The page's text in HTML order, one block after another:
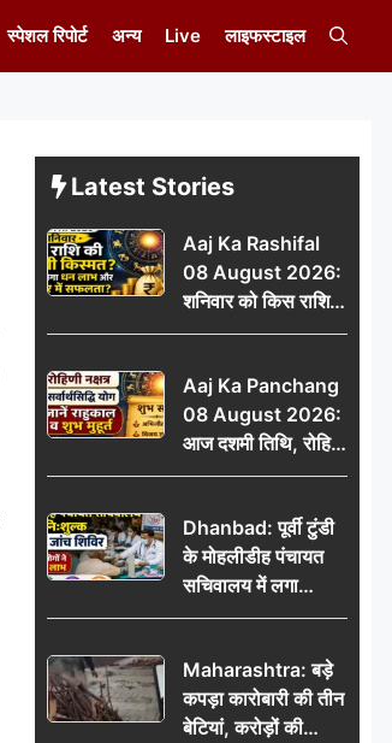
स्पेशल रिपोर्ट अन्य Live लाइफस्टाइल
Latest Stories
Aaj Ka Rashifal
08 August 2026:
शनिवार को किस राशि
की चमकेगी किस्मत,
और करियर में सफलता?
Aaj Ka Panchang
08 August 2026:
आज दशमी तिथि, रोहिणी
नक्षत्र और सर्वार्थसिद्धि
शुभ मुहूर्त
Dhanbad: पूर्वी टुंडी
के मोहलीडीह पंचायत
सचिवालय में लगा
निःशुल्क स्वास्थ्य जांच
उठाया लाभ
Maharashtra: बड़े
कपड़ा कारोबारी की तीन
बेटियां, करोड़ों की